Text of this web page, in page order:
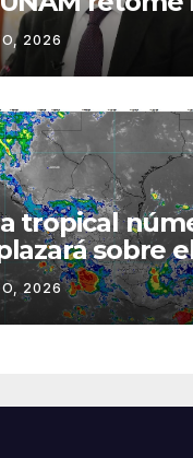
e inicie el
mediante el
2026
tropical
sobre
mexicano
2026